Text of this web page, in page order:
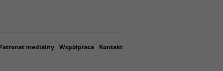
medialny Współpraca Kontakt